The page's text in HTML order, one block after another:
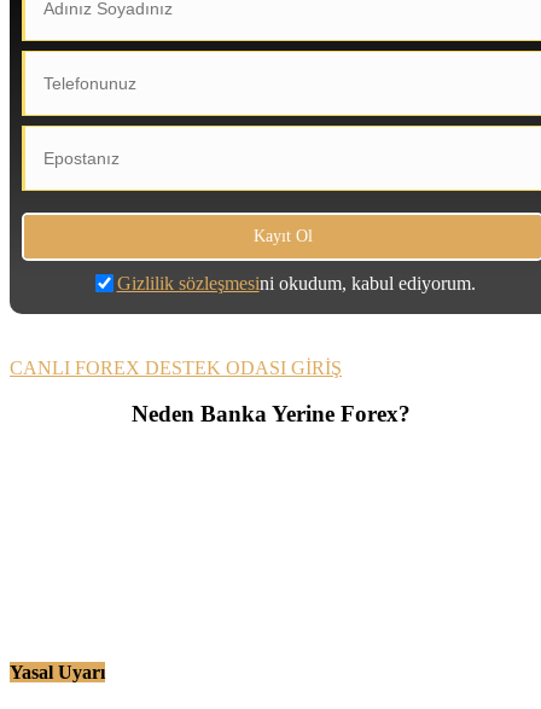
Gizlilik sözleşmesini okudum, kabul ediyorum.
CANLI FOREX DESTEK ODASI GİRİŞ
Neden Banka Yerine Forex?
Yasal Uyarı